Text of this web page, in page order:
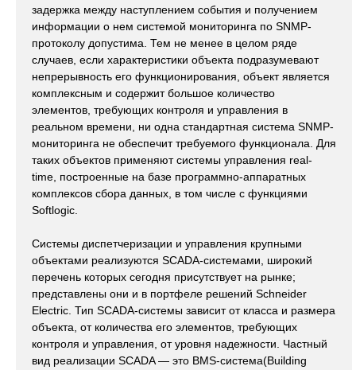
задержка между наступлением события и получением
информации о нем системой мониторинга по SNMP-
протоколу допустима. Тем не менее в целом ряде
случаев, если характеристики объекта подразумевают
непрерывность его функционирования, объект является
комплексным и содержит большое количество
элементов, требующих контроля и управления в
реальном времени, ни одна стандартная система SNMP-
мониторинга не обеспечит требуемого функционала. Для
таких объектов применяют системы управления real-
time, построенные на базе программно-аппаратных
комплексов сбора данных, в том числе c функциями
Softlogic.
Системы диспетчеризации и управления крупными
объектами реализуются SCADA-системами, широкий
перечень которых сегодня присутствует на рынке;
представлены они и в портфеле решений Schneider
Electric. Тип SCADA-системы зависит от класса и размера
объекта, от количества его элементов, требующих
контроля и управления, от уровня надежности. Частный
вид реализации SCADA — это BMS-система(Building